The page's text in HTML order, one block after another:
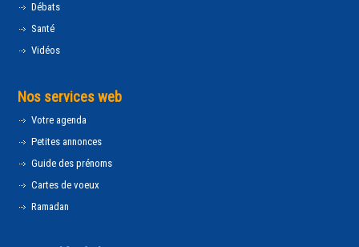
Débats
Santé
Vidéos
Nos services web
Votre agenda
Petites annonces
Guide des prénoms
Cartes de voeux
Ramadan